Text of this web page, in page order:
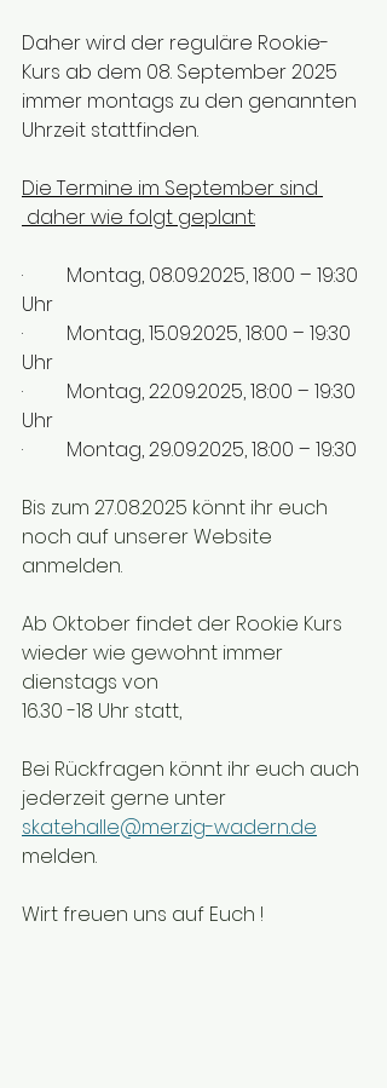
Daher wird der reguläre Rookie-
Kurs ab dem 08. September 2025
immer montags zu den genannten
Uhrzeit stattfinden.
Die Termine im September sind
daher wie folgt geplant:
·         Montag, 08.09.2025, 18:00 – 19:30
Uhr
·         Montag, 15.09.2025, 18:00 – 19:30
Uhr
·         Montag, 22.09.2025, 18:00 – 19:30
Uhr
·         Montag, 29.09.2025, 18:00 – 19:30
Bis zum 27.08.2025 könnt ihr euch
noch auf unserer Website
anmelden.
Ab Oktober findet der Rookie Kurs
wieder wie gewohnt immer
dienstags von
16.30 -18 Uhr statt,
Bei Rückfragen könnt ihr euch auch
jederzeit gerne unter
skatehalle@merzig-wadern.de
melden.
Wirt freuen uns auf Euch !